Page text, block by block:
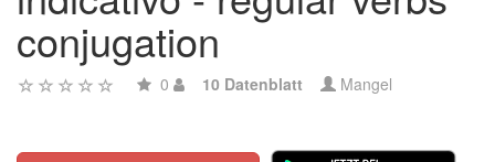
conjugation
0 10 Datenblatt Mangel